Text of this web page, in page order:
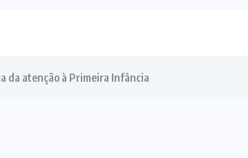
da atenção à Primeira Infância